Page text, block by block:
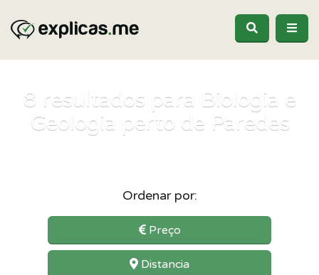
8 resultados para Biologia e
Geologia perto de Paredes
Ordenar por:
Preço
Distancia